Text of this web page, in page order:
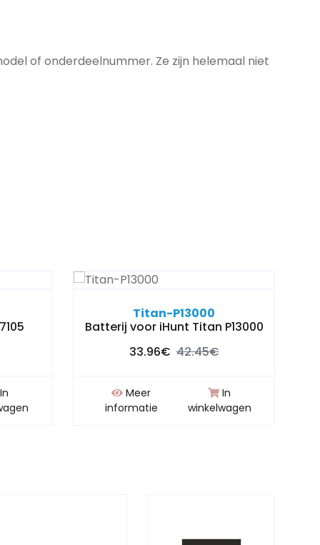
of onderdeelnummer. Ze zijn helemaal niet
In
Titan-P13000
Batterij voor iHunt Titan P13000
33.96€ 42.45€
Meer
informatie
In
winkelwagen